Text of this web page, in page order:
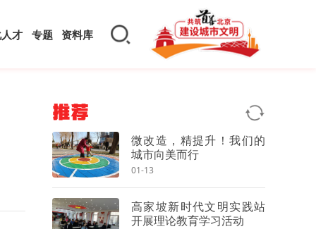
才 专题 资料库
推荐
微改造，精提升！我们的
城市向美而行
01-13
高家坡新时代文明实践站
开展理论教育学习活动